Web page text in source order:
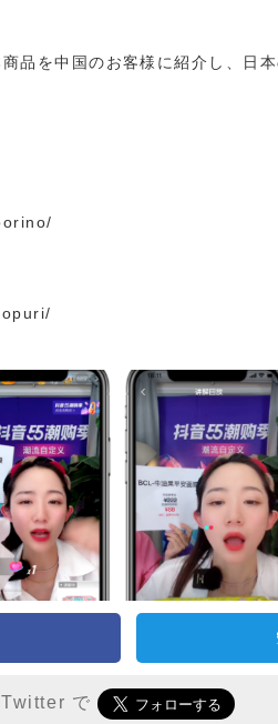
品を中国のお客様に紹介し、日
Twitter で